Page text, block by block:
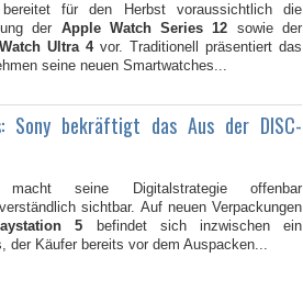
bereitet für den Herbst voraussichtlich die
der Apple Watch Series 12 sowie der
Ultra 4vor. Traditionell präsentiert das
seine neuen Smartwatches...
Sony bekräftigt das Aus der DISC-
seine Digitalstrategie offenbar
sichtbar. Auf neuen Verpackungen
5 befindet sich inzwischen ein
der Käufer bereits vor dem Auspacken...